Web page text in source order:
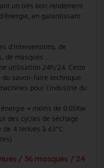
un très bon rendement
en garantissant
d’interventions, de
de masques …
utilisation 24h/24. Cette
savoir-faire technique
pour l’industrie du
= moins de 0.05Kw
des cycles de séchage
4 tenues à 63°C
/ 36 masques / 24